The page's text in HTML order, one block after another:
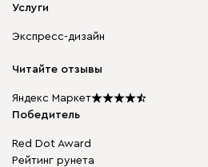
Доставка и оплата
диван.клуб
Подарочные сертификаты
Мы в прессе
Мягкая мебель
Бескаркасная мебель
Столы и стулья
Услуги
Экспресс-дизайн
Читайте отзывы
Яндекс Маркет
Победитель
Red Dot Award
Рейтинг рунета